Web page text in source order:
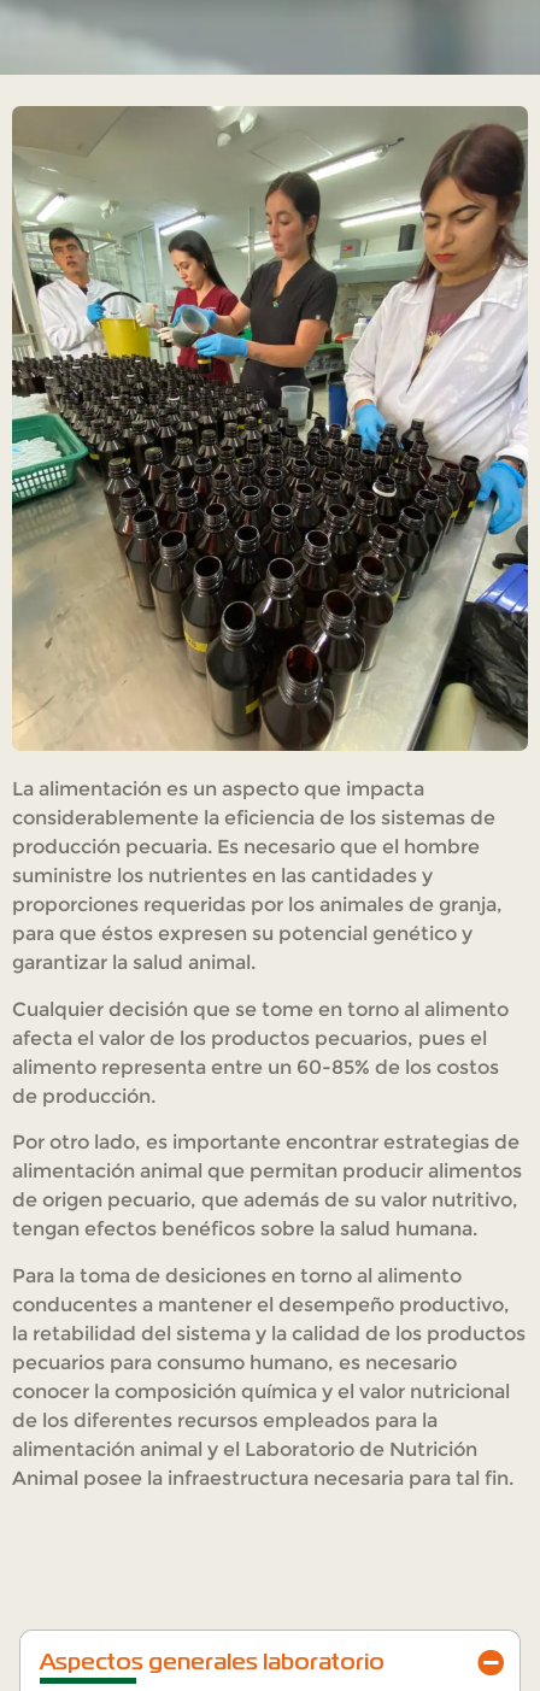
La alimentación es un aspecto que impacta
considerablemente la eficiencia de los sistemas de
producción pecuaria. Es necesario que el hombre
suministre los nutrientes en las cantidades y
proporciones requeridas por los animales de granja,
para que éstos expresen su potencial genético y
garantizar la salud animal.
Cualquier decisión que se tome en torno al alimento
afecta el valor de los productos pecuarios, pues el
alimento representa entre un 60-85% de los costos
de producción.
Por otro lado, es importante encontrar estrategias de
alimentación animal que permitan producir alimentos
de origen pecuario, que además de su valor nutritivo,
tengan efectos benéficos sobre la salud humana.
Para la toma de desiciones en torno al alimento
conducentes a mantener el desempeño productivo,
la retabilidad del sistema y la calidad de los productos
pecuarios para consumo humano, es necesario
conocer la composición química y el valor nutricional
de los diferentes recursos empleados para la
alimentación animal y el Laboratorio de Nutrición
Animal posee la infraestructura necesaria para tal fin.
Aspectos generales laboratorio